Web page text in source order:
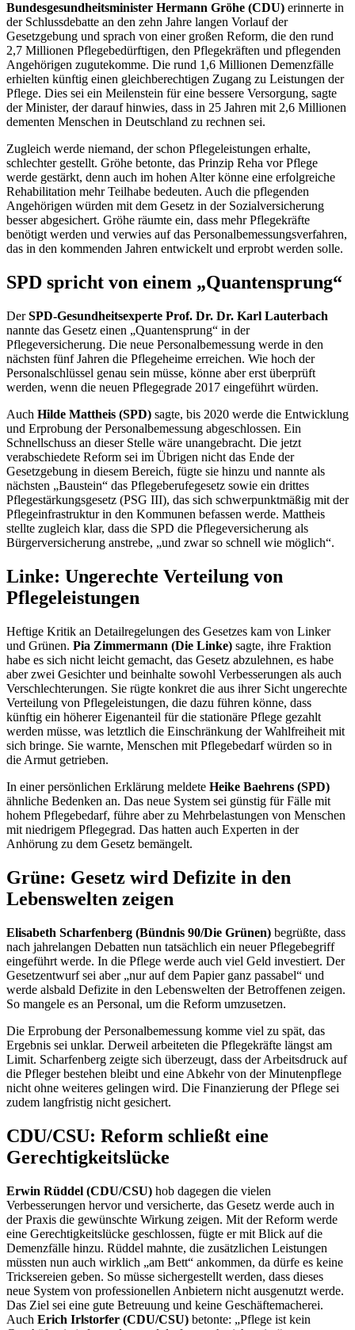
Bundesgesundheitsminister Hermann Gröhe (CDU) erinnerte in
der Schlussdebatte an den zehn Jahre langen Vorlauf der
Gesetzgebung und sprach von einer großen Reform, die den rund
2,7 Millionen Pflegebedürftigen, den Pflegekräften und pflegenden
Angehörigen zugutekomme. Die rund 1,6 Millionen Demenzfälle
erhielten künftig einen gleichberechtigen Zugang zu Leistungen der
Pflege. Dies sei ein Meilenstein für eine bessere Versorgung, sagte
der Minister, der darauf hinwies, dass in 25 Jahren mit 2,6 Millionen
dementen Menschen in Deutschland zu rechnen sei.
Zugleich werde niemand, der schon Pflegeleistungen erhalte,
schlechter gestellt. Gröhe betonte, das Prinzip Reha vor Pflege
werde gestärkt, denn auch im hohen Alter könne eine erfolgreiche
Rehabilitation mehr Teilhabe bedeuten. Auch die pflegenden
Angehörigen würden mit dem Gesetz in der Sozialversicherung
besser abgesichert. Gröhe räumte ein, dass mehr Pflegekräfte
benötigt werden und verwies auf das Personalbemessungsverfahren,
das in den kommenden Jahren entwickelt und erprobt werden solle.
SPD spricht von einem „Quantensprung“
DerSPD-Gesundheitsexperte Prof. Dr. Dr. Karl Lauterbach
nannte das Gesetz einen „Quantensprung“ in der
Pflegeversicherung. Die neue Personalbemessung werde in den
nächsten fünf Jahren die Pflegeheime erreichen. Wie hoch der
Personalschlüssel genau sein müsse, könne aber erst überprüft
werden, wenn die neuen Pflegegrade 2017 eingeführt würden.
Auch Hilde Mattheis (SPD) sagte, bis 2020 werde die Entwicklung
und Erprobung der Personalbemessung abgeschlossen. Ein
Schnellschuss an dieser Stelle wäre unangebracht. Die jetzt
verabschiedete Reform sei im Übrigen nicht das Ende der
Gesetzgebung in diesem Bereich, fügte sie hinzu und nannte als
nächsten „Baustein“ das Pflegeberufegesetz sowie ein drittes
Pflegestärkungsgesetz (PSG III), das sich schwerpunktmäßig mit der
Pflegeinfrastruktur in den Kommunen befassen werde. Mattheis
stellte zugleich klar, dass die SPD die Pflegeversicherung als
Bürgerversicherung anstrebe, „und zwar so schnell wie möglich“.
Linke: Ungerechte Verteilung von
Pflegeleistungen
Heftige Kritik an Detailregelungen des Gesetzes kam von Linker
und Grünen. Pia Zimmermann (Die Linke) sagte, ihre Fraktion
habe es sich nicht leicht gemacht, das Gesetz abzulehnen, es habe
aber zwei Gesichter und beinhalte sowohl Verbesserungen als auch
Verschlechterungen. Sie rügte konkret die aus ihrer Sicht ungerechte
Verteilung von Pflegeleistungen, die dazu führen könne, dass
künftig ein höherer Eigenanteil für die stationäre Pflege gezahlt
werden müsse, was letztlich die Einschränkung der Wahlfreiheit mit
sich bringe. Sie warnte, Menschen mit Pflegebedarf würden so in
die Armut getrieben.
In einer persönlichen Erklärung meldete Heike Baehrens (SPD)
ähnliche Bedenken an. Das neue System sei günstig für Fälle mit
hohem Pflegebedarf, führe aber zu Mehrbelastungen von Menschen
mit niedrigem Pflegegrad. Das hatten auch Experten in der
Anhörung zu dem Gesetz bemängelt.
Grüne: Gesetz wird Defizite in den
Lebenswelten zeigen
Elisabeth Scharfenberg (Bündnis 90/Die Grünen) begrüßte, dass
nach jahrelangen Debatten nun tatsächlich ein neuer Pflegebegriff
eingeführt werde. In die Pflege werde auch viel Geld investiert. Der
Gesetzentwurf sei aber „nur auf dem Papier ganz passabel“ und
werde alsbald Defizite in den Lebenswelten der Betroffenen zeigen.
So mangele es an Personal, um die Reform umzusetzen.
Die Erprobung der Personalbemessung komme viel zu spät, das
Ergebnis sei unklar. Derweil arbeiteten die Pflegekräfte längst am
Limit. Scharfenberg zeigte sich überzeugt, dass der Arbeitsdruck auf
die Pfleger bestehen bleibt und eine Abkehr von der Minutenpflege
nicht ohne weiteres gelingen wird. Die Finanzierung der Pflege sei
zudem langfristig nicht gesichert.
CDU/CSU: Reform schließt eine
Gerechtigkeitslücke
Erwin Rüddel (CDU/CSU) hob dagegen die vielen
Verbesserungen hervor und versicherte, das Gesetz werde auch in
der Praxis die gewünschte Wirkung zeigen. Mit der Reform werde
eine Gerechtigkeitslücke geschlossen, fügte er mit Blick auf die
Demenzfälle hinzu. Rüddel mahnte, die zusätzlichen Leistungen
müssten nun auch wirklich „am Bett“ ankommen, da dürfe es keine
Tricksereien geben. So müsse sichergestellt werden, dass dieses
neue System von professionellen Anbietern nicht ausgenutzt werde.
Das Ziel sei eine gute Betreuung und keine Geschäftemacherei.
Auch Erich Irlstorfer (CDU/CSU) betonte: „Pflege ist kein